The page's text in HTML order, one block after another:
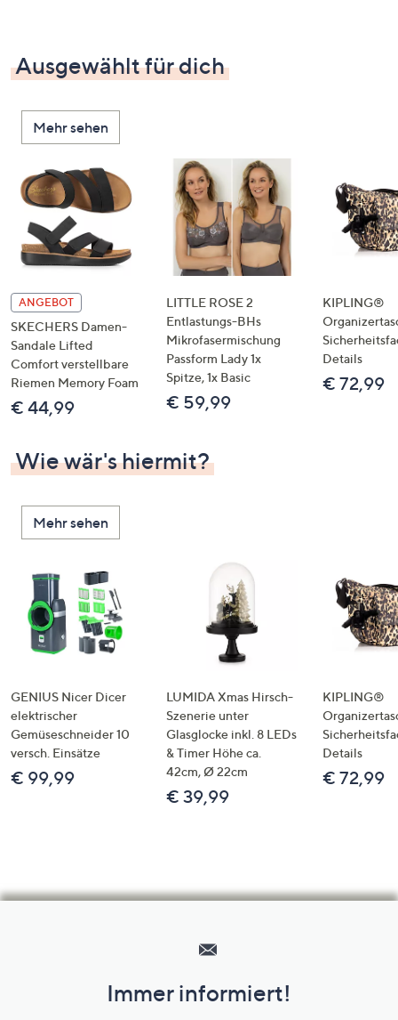
Ausgewählt für dich
Mehr sehen
ANGEBOT
SKECHERS Damen-
Sandale Lifted
Comfort verstellbare
Riemen Memory Foam
€ 44,99
LITTLE ROSE 2
Entlastungs-BHs
Mikrofasermischung
Passform Lady 1x
Spitze, 1x Basic
€ 59,99
KIPLING®
Details
€ 72,99
Wie wär's hiermit?
Mehr sehen
GENIUS Nicer Dicer
elektrischer
Gemüseschneider 10
versch. Einsätze
€ 99,99
LUMIDA Xmas Hirsch-
Szenerie unter
Glasglocke inkl. 8 LEDs
& Timer Höhe ca.
42cm, Ø 22cm
€ 39,99
KIPLING®
Details
€ 72,99
Unternehmensinformationen
Immer informiert!